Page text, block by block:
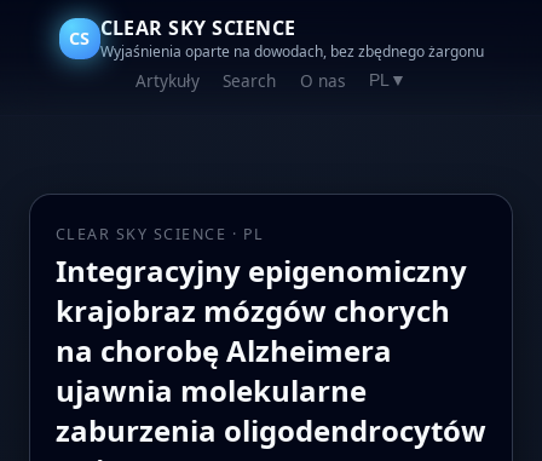
CS CLEAR SKY SCIENCE
Wyjaśnienia oparte na dowodach, bez zbędnego żargonu
Artykuły Search O nas PL▼
CLEAR SKY SCIENCE · PL
Integracyjny epigenomiczny
krajobraz mózgów chorych
na chorobę Alzheimera
ujawnia molekularne
zaburzenia oligodendrocytów